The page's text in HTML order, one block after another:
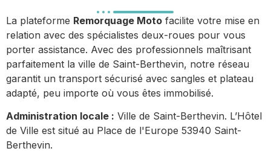
La plateforme Remorquage Moto facilite votre mise en
relation avec des spécialistes deux-roues pour vous
porter assistance. Avec des professionnels maîtrisant
parfaitement la ville de Saint-Berthevin, notre réseau
garantit un transport sécurisé avec sangles et plateau
adapté, peu importe où vous êtes immobilisé.
Administration locale : Ville de Saint-Berthevin. L’Hôtel
de Ville est situé au Place de l'Europe 53940 Saint-
Berthevin.